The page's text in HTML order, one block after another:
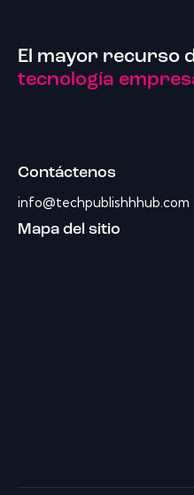
El mayor recurso
tecnología
Contáctenos
info@techpublishhhub.com
Mapa del sitio